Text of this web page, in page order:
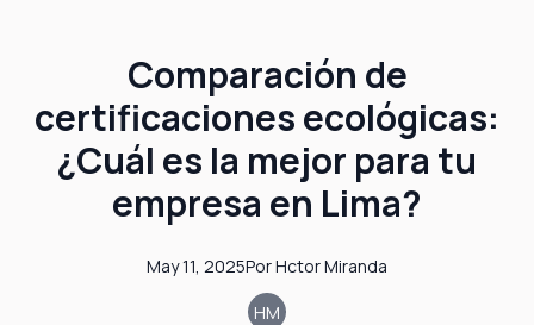
Comparación de
certificaciones ecológicas:
¿Cuál es la mejor para tu
empresa en Lima?
May 11, 2025PorHctorMiranda
HM